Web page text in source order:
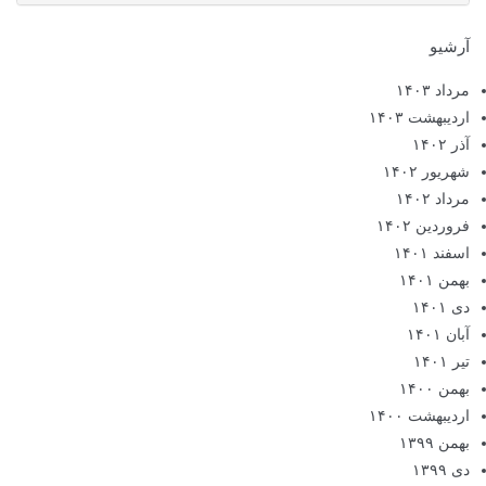
آرشیو
مرداد ۱۴۰۳
اردیبهشت ۱۴۰۳
آذر ۱۴۰۲
شهریور ۱۴۰۲
مرداد ۱۴۰۲
فروردین ۱۴۰۲
اسفند ۱۴۰۱
بهمن ۱۴۰۱
دی ۱۴۰۱
آبان ۱۴۰۱
تیر ۱۴۰۱
بهمن ۱۴۰۰
اردیبهشت ۱۴۰۰
بهمن ۱۳۹۹
دی ۱۳۹۹